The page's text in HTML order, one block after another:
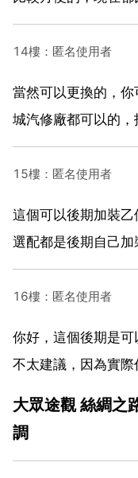
14樓：匿名使用者
當然可以更換的，
城汽修廠都可以的，
15樓：匿名使用者
這個可以後期加裝
選配都是後期自己加
16樓：匿名使用者
你好，這個後期是
不太建議，因為實際
大眾途觀 絲綢之
調